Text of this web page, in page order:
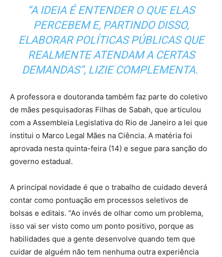
“A IDEIA É ENTENDER O QUE ELAS
PERCEBEM E, PARTINDO DISSO,
ELABORAR POLÍTICAS PÚBLICAS QUE
REALMENTE ATENDAM A CERTAS
DEMANDAS”, LIZIE COMPLEMENTA.
A professora e doutoranda também faz parte do coletivo
de mães pesquisadoras Filhas de Sabah, que articulou
com a Assembleia Legislativa do Rio de Janeiro a lei que
institui o Marco Legal Mães na Ciência. A matéria foi
aprovada nesta quinta-feira (14) e segue para sanção do
governo estadual.
A principal novidade é que o trabalho de cuidado deverá
contar como pontuação em processos seletivos de
bolsas e editais. “Ao invés de olhar como um problema,
isso vai ser visto como um ponto positivo, porque as
habilidades que a gente desenvolve quando tem que
cuidar de alguém não tem nenhuma outra experiência